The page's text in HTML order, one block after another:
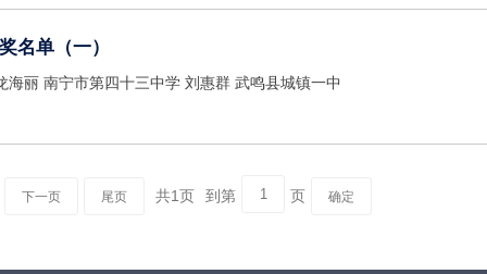
名单（一）
广 西 方 颖 武鸣县太平镇中心学校 龙海丽 南宁市第四十三中学 刘惠群 武鸣县城镇一中
下一页 尾页 共1页 到第 页 确定